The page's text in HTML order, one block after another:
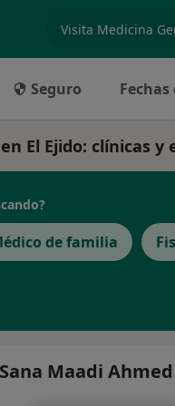
Seguro
El Ejido: clínicas y
de familia
Maadi Ahmed